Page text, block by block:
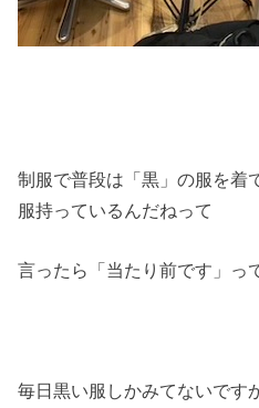
制服で普段は「黒」の服を着
服持っているんだねって
言ったら「当たり前です」っ
毎日黒い服しかみてないです